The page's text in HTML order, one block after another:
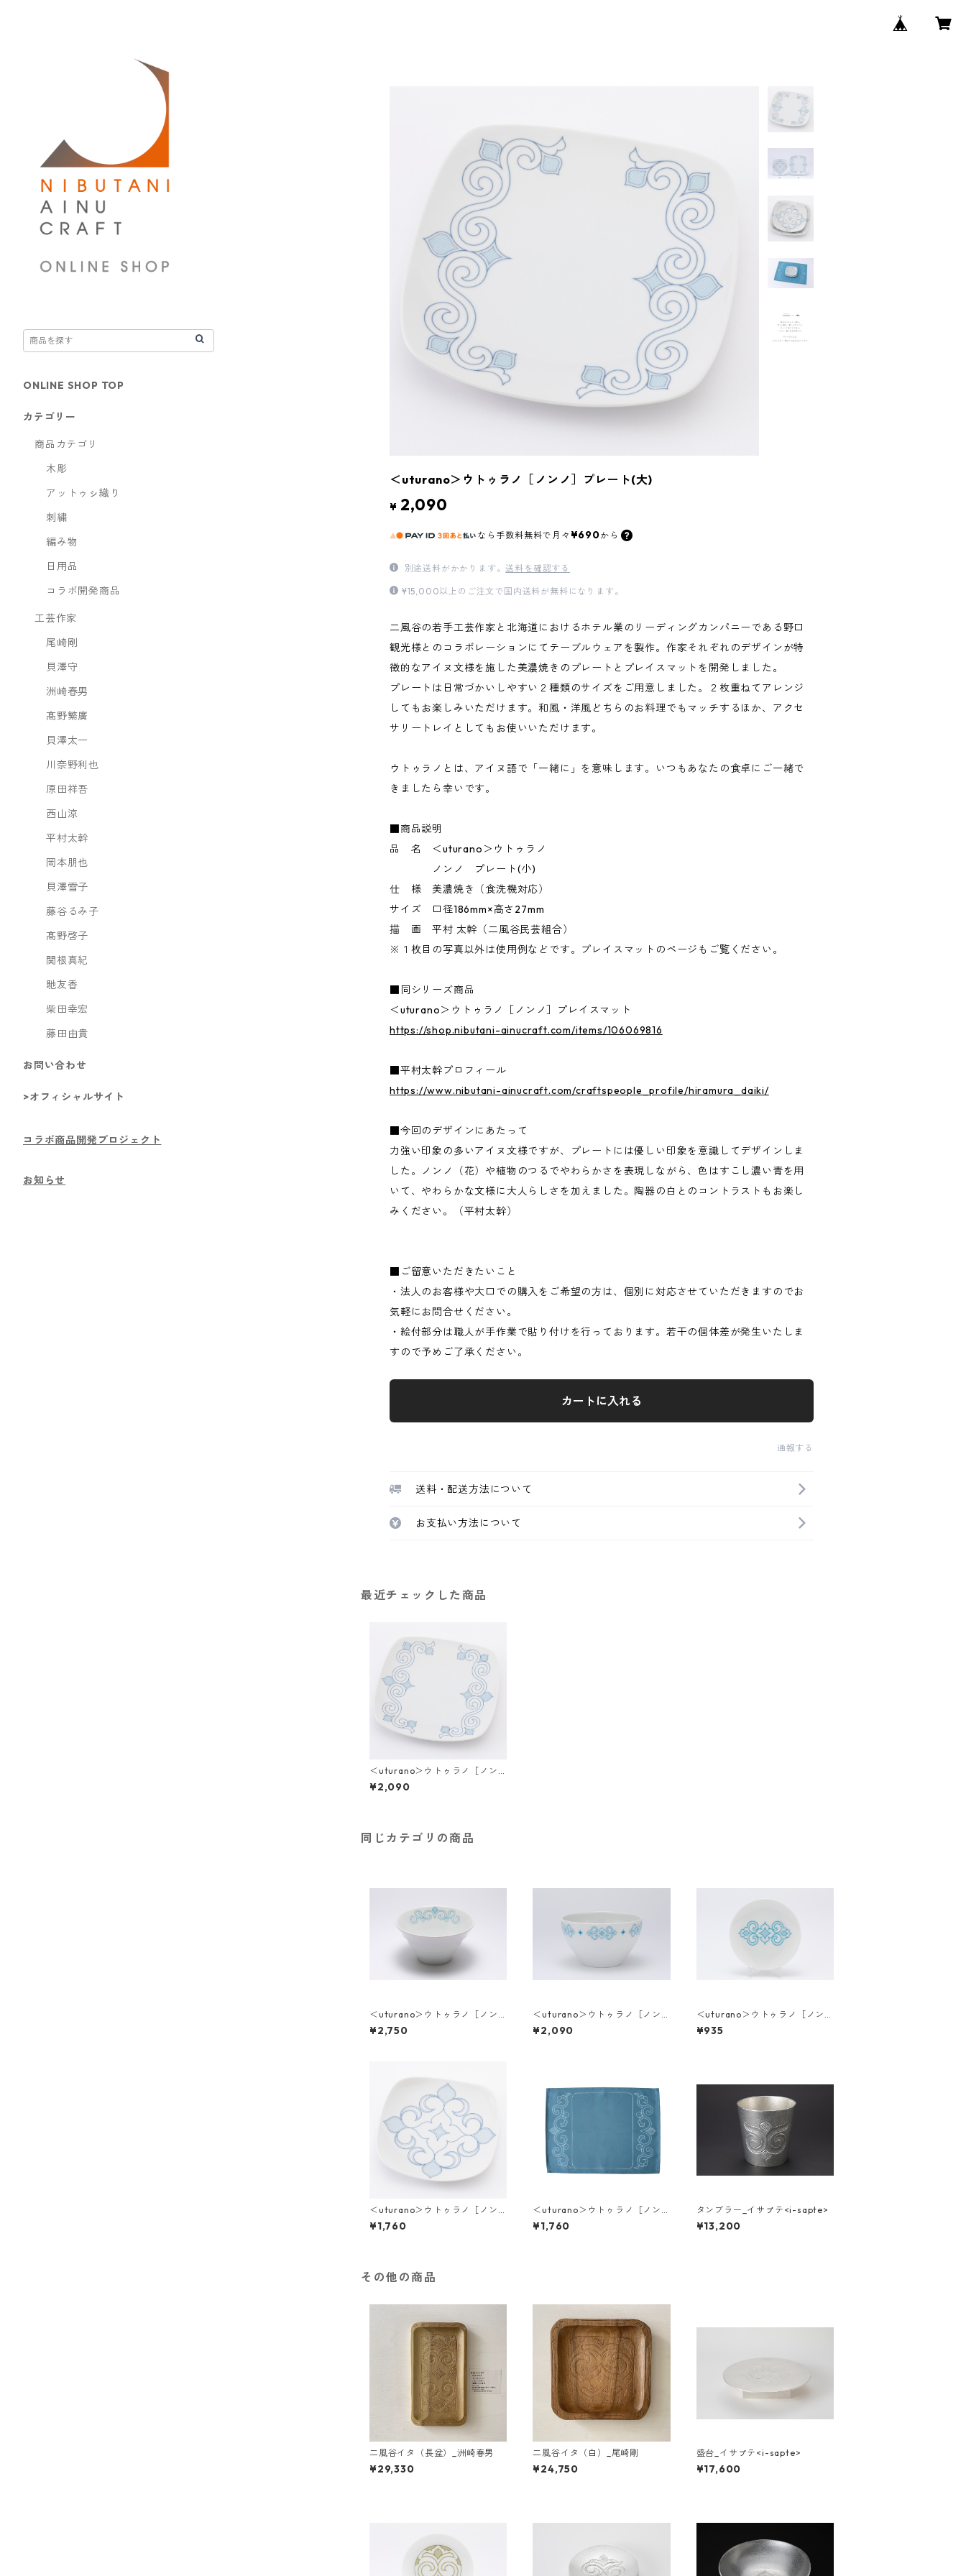
＜uturano＞ウトゥラノ［ノンノ］プレート(大)
¥ 2,090
なら 手数料無料で 月々 ¥690から
別途送料がかかります。送料を確認する
¥15,000以上のご注文で国内送料が無料になります。
二風谷の若手工芸作家と北海道におけるホテル業のリーディングカンパニーである野口
観光様とのコラボレーションにてテーブルウェアを製作。作家それぞれのデザインが特
徴的なアイヌ文様を施した美濃焼きのプレートとプレイスマットを開発しました。
プレートは日常づかいしやすい２種類のサイズをご用意しました。２枚重ねてアレンジ
してもお楽しみいただけます。和風・洋風どちらのお料理でもマッチするほか、アクセ
サリートレイとしてもお使いいただけます。
ウトゥラノとは、アイヌ語で「一緒に」を意味します。いつもあなたの食卓にご一緒で
きましたら幸いです。
■商品説明
品 名 ＜uturano＞ウトゥラノ
ノンノ プレート(小)
仕 様 美濃焼き（食洗機対応）
サイズ 口径186mm×高さ27mm
描 画 平村 太幹（二風谷民芸組合）
※１枚目の写真以外は使用例などです。プレイスマットのページもご覧ください。
■同シリーズ商品
＜uturano＞ウトゥラノ［ノンノ］プレイスマット
https://shop.nibutani-ainucraft.com/items/106069816
■平村太幹プロフィール
https://www.nibutani-ainucraft.com/craftspeople_profile/hiramura_daiki/
■今回のデザインにあたって
力強い印象の多いアイヌ文様ですが、プレートには優しい印象を意識してデザインしま
した。ノンノ（花）や植物のつるでやわらかさを表現しながら、色はすこし濃い青を用
いて、やわらかな文様に大人らしさを加えました。陶器の白とのコントラストもお楽し
みください。（平村太幹）
■ご留意いただきたいこと
・法人のお客様や大口での購入をご希望の方は、個別に対応させていただきますのでお
気軽にお問合せください。
・絵付部分は職人が手作業で貼り付けを行っております。若干の個体差が発生いたしま
すので予めご了承ください。
カートに入れる
通報する
送料・配送方法について
お支払い方法について
最近チェックした商品
＜uturano＞ウトゥラノ［ノン
ノ］プレート(大)
¥2,090
同じカテゴリの商品
＜uturano＞ウトゥラノ［ノン
ノ］丼ぶり
¥2,750
＜uturano＞ウトゥラノ［ノン
ノ］ボウル（深）
¥2,090
＜uturano＞ウトゥラノ［ノン
ノ］小皿
¥935
＜uturano＞ウトゥラノ［ノン
ノ］プレート(小)
¥1,760
＜uturano＞ウトゥラノ［ノン
ノ］プレイスマット
¥1,760
タンブラー_イサㇷ゚テ<i-sapte>
¥13,200
その他の商品
二風谷イタ（長盆）_洲崎春男
¥29,330
二風谷イタ（白）_尾崎剛
¥24,750
盛台_イサㇷ゚テ<i-sapte>
¥17,600
ONLINE SHOP TOP
カテゴリー
商品カテゴリ
木彫
アットゥㇱ織り
刺繍
編み物
日用品
コラボ開発商品
工芸作家
尾崎剛
貝澤守
洲崎春男
髙野繁廣
貝澤太一
川奈野利也
原田祥吾
西山涼
平村太幹
岡本朋也
貝澤雪子
藤谷るみ子
髙野啓子
関根真紀
馳友香
柴田幸宏
藤田由貴
お問い合わせ
>オフィシャルサイト
コラボ商品開発プロジェクト
お知らせ